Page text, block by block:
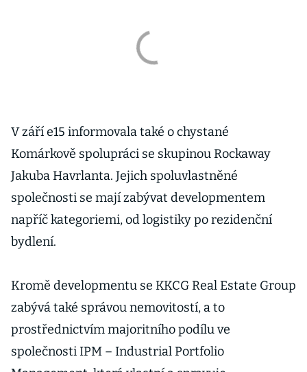
V září e15 informovala také o chystané
Komárkově spolupráci se skupinou Rockaway
Jakuba Havrlanta. Jejich spoluvlastněné
společnosti se mají zabývat developmentem
napříč kategoriemi, od logistiky po rezidenční
bydlení.
Kromě developmentu se KKCG Real Estate Group
zabývá také správou nemovitostí, a to
prostřednictvím majoritního podílu ve
společnosti IPM – Industrial Portfolio